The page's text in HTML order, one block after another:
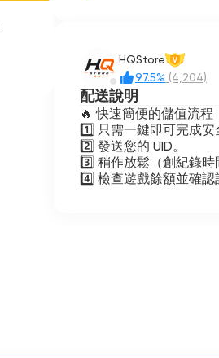
HQStore V
97.5% (4,204)
配送說明
🔥 快速簡便的儲值流程
1️⃣ 只需一鍵即可完成安
2️⃣ 發送您的 UID。
3️⃣ 稍作放鬆（創紀錄時
4️⃣ 檢查遊戲餘額並確認
一旦開始處理，訂單將